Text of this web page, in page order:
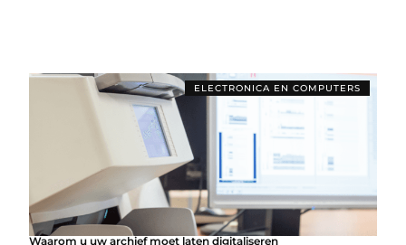
ELECTRONICA EN COMPUTERS
Waarom u uw archief moet laten digitaliseren